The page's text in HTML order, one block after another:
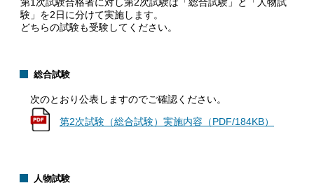
第1次試験合格者に対し第2次試験は「総合試験」と「人物試
験」を2日に分けて実施します。
どちらの試験も受験してください。
総合試験
次のとおり公表しますのでご確認ください。
第2次試験（総合試験）実施内容（PDF/184KB）
人物試験